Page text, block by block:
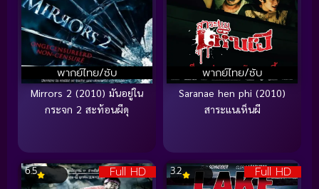
พากย์ไทย/ซับ
Mirrors 2 (2010) มันอยู่ใน
กระจก 2 สะท้อนผีดุ
พากย์ไทย/ซับ
Saranae hen phi (2010)
สาระแนเห็นผี
Full HD
6.5 Full HD
3.2